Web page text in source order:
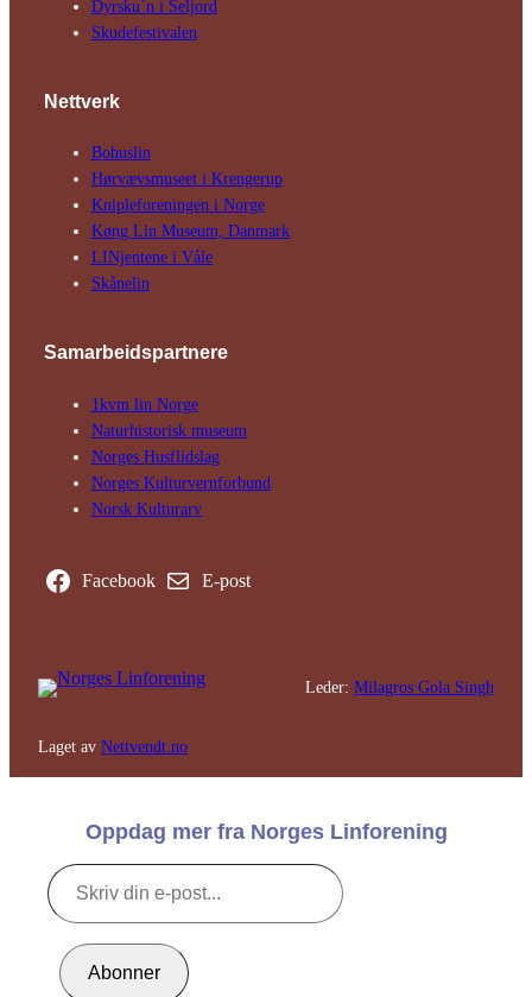
Dyrsku´n i Seljord
Skude­fes­tivalen
Nettverk
Bohuslin
Hørvævs­museet i Krengerup
Kniple­foreningen i Norge
Køng Lin Museum, Danmark
LINjentene i Våle
Skånelin
Samarbeids­partnere
1kvm lin Norge
Natur­his­torisk­ museum
Norges Husflids­lag
Norges Kultur­vern­forbund
Norsk Kulturarv
Facebook E-post
Leder: Milagros Gola Singh
Laget av Nettvendt.no
Oppdag mer fra Norges Linforening
Skriv
din
post...Abonner